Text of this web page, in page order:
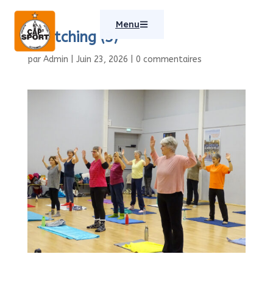
Menu
stretching (3)
par Admin Juin 23, 2026 0 commentaires